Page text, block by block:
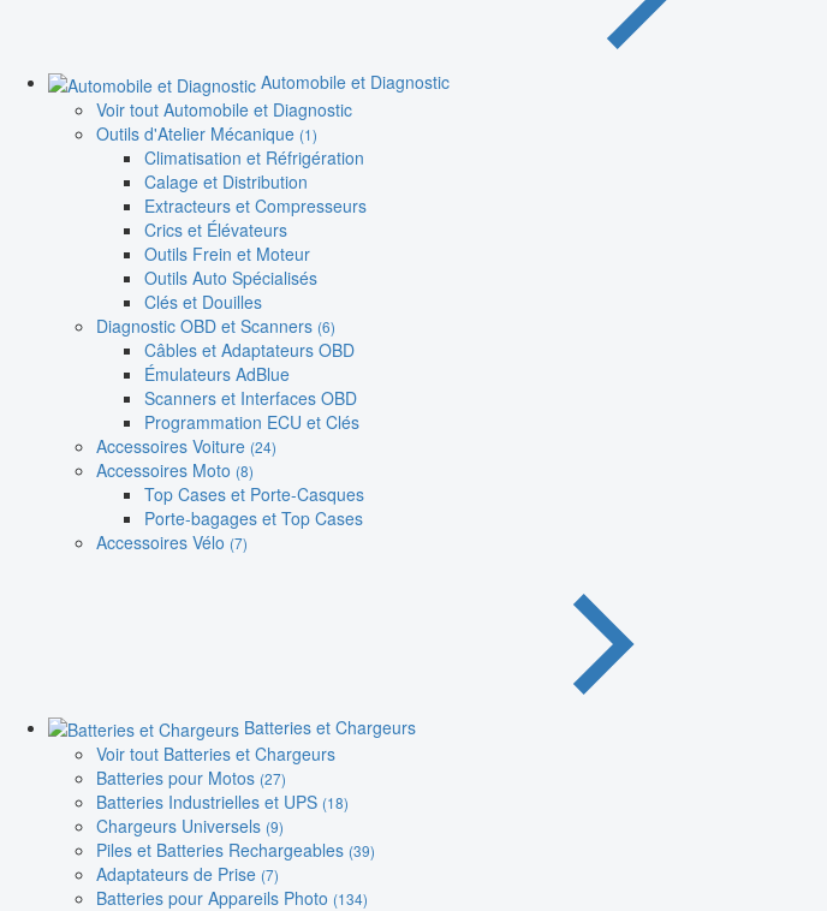
Automobile et Diagnostic
Voir tout Automobile et Diagnostic
Outils d'Atelier Mécanique (1)
Climatisation et Réfrigération
Calage et Distribution
Extracteurs et Compresseurs
Crics et Élévateurs
Outils Frein et Moteur
Outils Auto Spécialisés
Clés et Douilles
Diagnostic OBD et Scanners (6)
Câbles et Adaptateurs OBD
Émulateurs AdBlue
Scanners et Interfaces OBD
Programmation ECU et Clés
Accessoires Voiture (24)
Accessoires Moto (8)
Top Cases et Porte-Casques
Porte-bagages et Top Cases
Accessoires Vélo (7)
Batteries et Chargeurs
Voir tout Batteries et Chargeurs
Batteries pour Motos (27)
Batteries Industrielles et UPS (18)
Chargeurs Universels (9)
Piles et Batteries Rechargeables (39)
Adaptateurs de Prise (7)
Batteries pour Appareils Photo (134)